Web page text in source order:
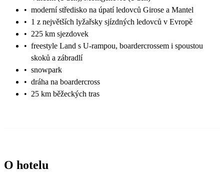
• moderní středisko na úpatí ledovců Girose a Mantel
• 1 z největších lyžařsky sjízdných ledovců v Evropě
• 225 km sjezdovek
• freestyle Land s U-rampou, boardercrossem i spoustou
skoků a zábradlí
• snowpark
• dráha na boardercross
• 25 km běžeckých tras
O hotelu